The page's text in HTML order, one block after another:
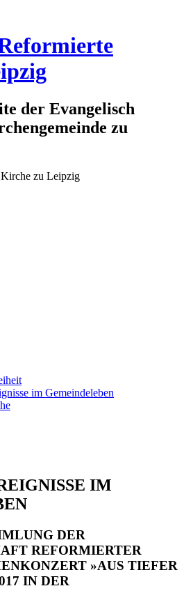
der Evangelisch
zu
im Gemeindeleben
IM
DER
REFORMIERTER
»AUS TIEFER
IN DER